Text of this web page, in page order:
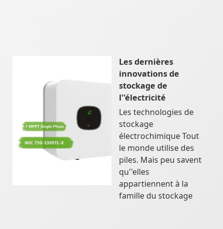
Les dernières
innovations de
stockage de
l''électricité
Les technologies de
stockage
électrochimique Tout
le monde utilise des
piles. Mais peu savent
qu''elles
appartiennent à la
famille du stockage